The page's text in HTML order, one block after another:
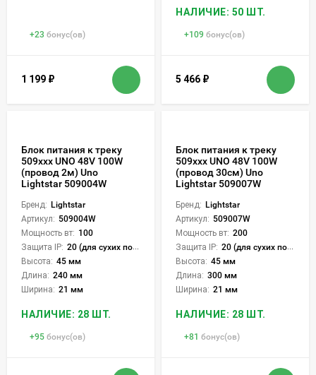
+23 бонус(ов)
1 199 ₽
НАЛИЧИЕ: 50 ШТ.
+109 бонус(ов)
5 466 ₽
Блок питания к треку
509ххх UNO 48V 100W
(провод 2м) Uno
Lightstar 509004W
Бренд: Lightstar
Артикул: 509004W
Мощность вт: 100
Защита IP: 20 (для сухих пом.)
Высота: 45 мм
Длина: 240 мм
Ширина: 21 мм
НАЛИЧИЕ: 28 ШТ.
+95 бонус(ов)
Блок питания к треку
509ххх UNO 48V 100W
(провод 30см) Uno
Lightstar 509007W
Бренд: Lightstar
Артикул: 509007W
Мощность вт: 200
Защита IP: 20 (для сухих пом.)
Высота: 45 мм
Длина: 300 мм
Ширина: 21 мм
НАЛИЧИЕ: 28 ШТ.
+81 бонус(ов)